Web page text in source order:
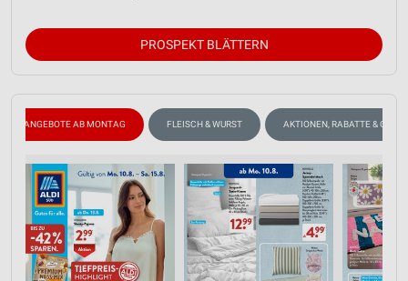
PROSPEKT BLÄTTERN
ANGEBOTE AB MONTAG FLEISCH & WURST AKTIONEN, RABATTE &